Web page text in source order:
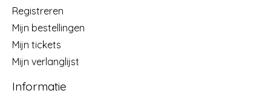
Registreren
Mijn bestellingen
Mijn tickets
Mijn verlanglijst
Informatie